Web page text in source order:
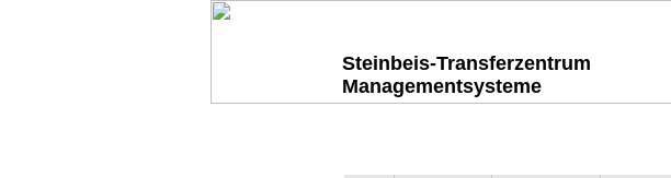
Steinbeis-Transferzentrum
Managementsysteme